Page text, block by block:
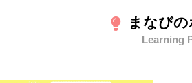
まなび
Learning